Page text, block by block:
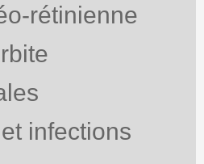
rétinienne
infections